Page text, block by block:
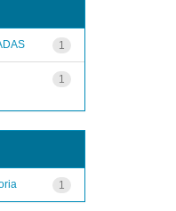
1
1
1